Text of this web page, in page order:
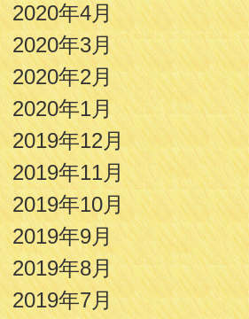
2020年4月
2020年3月
2020年2月
2020年1月
2019年12月
2019年11月
2019年10月
2019年9月
2019年8月
2019年7月